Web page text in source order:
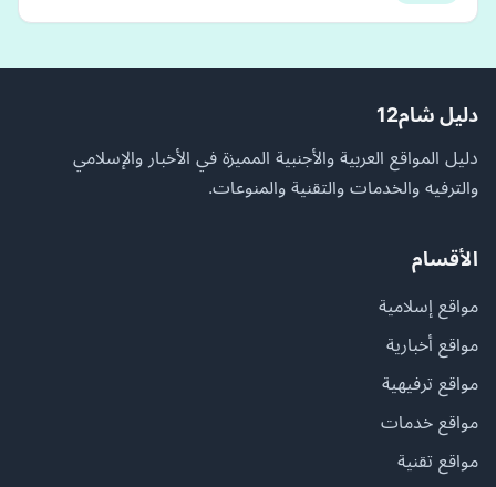
دليل شام12
دليل المواقع العربية والأجنبية المميزة في الأخبار والإسلامي
والترفيه والخدمات والتقنية والمنوعات.
الأقسام
مواقع إسلامية
مواقع أخبارية
مواقع ترفيهية
مواقع خدمات
مواقع تقنية